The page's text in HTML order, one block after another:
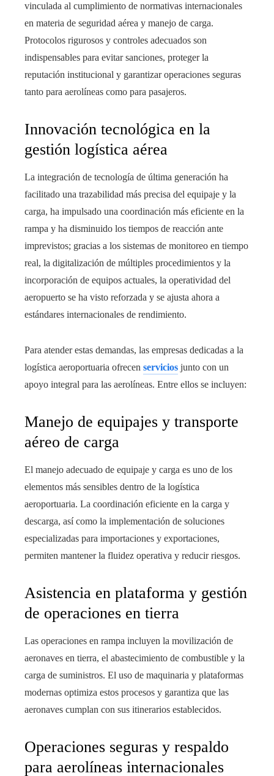
vinculada al cumplimiento de normativas internacionales
en materia de seguridad aérea y manejo de carga.
Protocolos rigurosos y controles adecuados son
indispensables para evitar sanciones, proteger la
reputación institucional y garantizar operaciones seguras
tanto para aerolíneas como para pasajeros.
Innovación tecnológica en la
gestión logística aérea
La integración de tecnología de última generación ha
facilitado una trazabilidad más precisa del equipaje y la
carga, ha impulsado una coordinación más eficiente en la
rampa y ha disminuido los tiempos de reacción ante
imprevistos; gracias a los sistemas de monitoreo en tiempo
real, la digitalización de múltiples procedimientos y la
incorporación de equipos actuales, la operatividad del
aeropuerto se ha visto reforzada y se ajusta ahora a
estándares internacionales de rendimiento.
Para atender estas demandas, las empresas dedicadas a la
logística aeroportuaria ofrecen servicios junto con un
apoyo integral para las aerolíneas. Entre ellos se incluyen:
Manejo de equipajes y transporte
aéreo de carga
El manejo adecuado de equipaje y carga es uno de los
elementos más sensibles dentro de la logística
aeroportuaria. La coordinación eficiente en la carga y
descarga, así como la implementación de soluciones
especializadas para importaciones y exportaciones,
permiten mantener la fluidez operativa y reducir riesgos.
Asistencia en plataforma y gestión
de operaciones en tierra
Las operaciones en rampa incluyen la movilización de
aeronaves en tierra, el abastecimiento de combustible y la
carga de suministros. El uso de maquinaria y plataformas
modernas optimiza estos procesos y garantiza que las
aeronaves cumplan con sus itinerarios establecidos.
Operaciones seguras y respaldo
para aerolíneas internacionales